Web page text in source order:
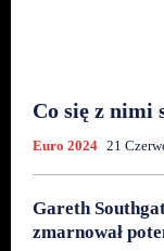
Co się z nimi
Euro 2024 21
Gareth
zmarnował